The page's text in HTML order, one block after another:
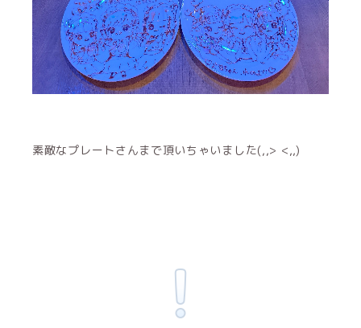
素敵なプレートさんまで頂いちゃいました(,,> <,,)